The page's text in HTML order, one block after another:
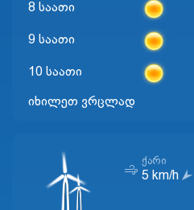
8 საათი
9 საათი
10 საათი
იხილეთ ვრცლად
ᲥᲐᲠᲘ
5 km/h